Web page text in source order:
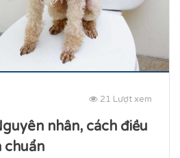
21 Lượt xem
nhân, cách điều
chuẩn